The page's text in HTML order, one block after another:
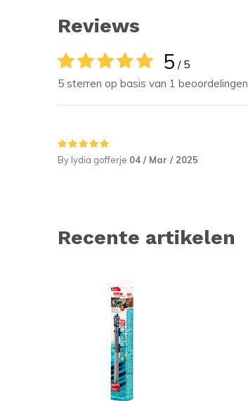
Reviews
5 / 5
5 sterren op basis van 1 beoordelingen
By lydia gofferje 04 / Mar / 2025
Recente artikelen